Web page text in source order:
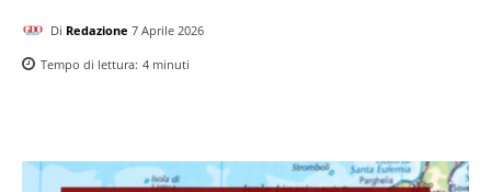
Di Redazione 7 Aprile 2026
Tempo di lettura: 4 minuti